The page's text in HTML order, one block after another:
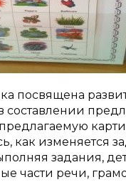
посвящена
составлении
как изменяется
задания,
части речи,